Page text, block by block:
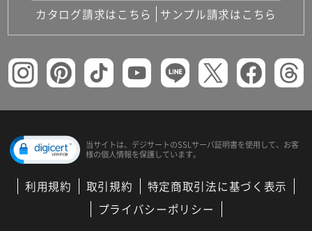
カタログ請求はこちら サンプル請求はこちら
当サイトは、デジサートのSSLサーバ証明書を使用して、 お客
様の個人情報を保護しています。
利用規約 取引規約
特定商取引法に基づく表示
プライバシーポリシー